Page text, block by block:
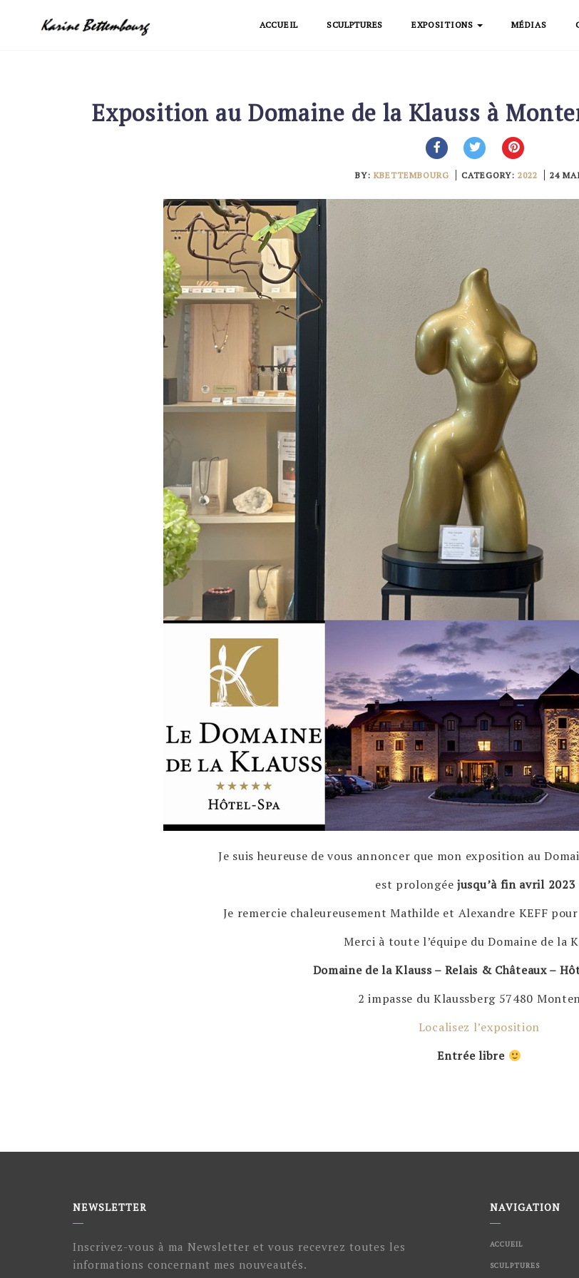
ACCUEIL SCULPTURES EXPOSITIONS MÉDIAS
Exposition au Domaine de la Klauss à
BY: KBETTEMBOURG CATEGORY: 2022 24
Je suis heureuse de vous annoncer que mon exposition au
est prolongée jusqu’à fin avril 2023
Je remercie chaleureusement Mathilde et Alexandre KEFF
Merci à toute l’équipe du Domaine de la
Domaine de la Klauss – Relais & Châteaux –
2 impasse du Klaussberg 57480
Localisez l’exposition
Entrée libre
NEWSLETTER
Inscrivez-vous à ma Newsletter et vous recevrez toutes les
informations concernant mes nouveautés.
NAVIGATION
ACCUEIL
SCULPTURES